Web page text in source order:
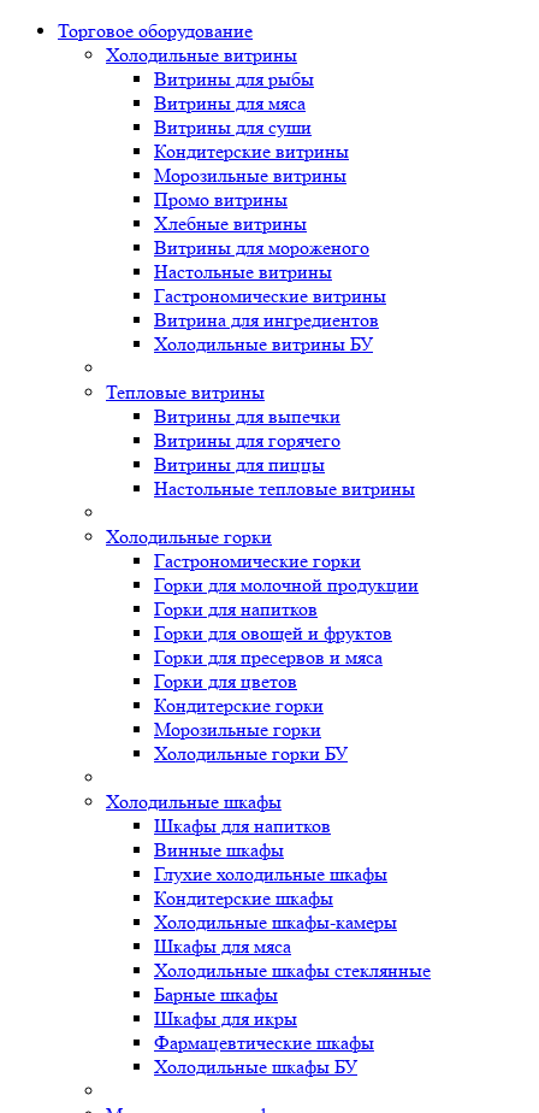
Торговое оборудованиe
Холодильные витрины
Витрины для рыбы
Витрины для мяса
Витрины для суши
Кондитерские витрины
Морозильные витрины
Промо витрины
Хлебные витрины
Витрины для мороженого
Настольные витрины
Гастрономические витрины
Витрина для ингредиентов
Холодильные витрины БУ
Тепловые витрины
Витрины для выпечки
Витрины для горячего
Витрины для пиццы
Настольные тепловые витрины
Холодильные горки
Гастрономические горки
Горки для молочной продукции
Горки для напитков
Горки для овощей и фруктов
Горки для пресервов и мяса
Горки для цветов
Кондитерские горки
Морозильные горки
Холодильные горки БУ
Холодильные шкафы
Шкафы для напитков
Винные шкафы
Глухие холодильные шкафы
Кондитерские шкафы
Холодильные шкафы-камеры
Шкафы для мяса
Холодильные шкафы стеклянные
Барные шкафы
Шкафы для икры
Фармацевтические шкафы
Холодильные шкафы БУ